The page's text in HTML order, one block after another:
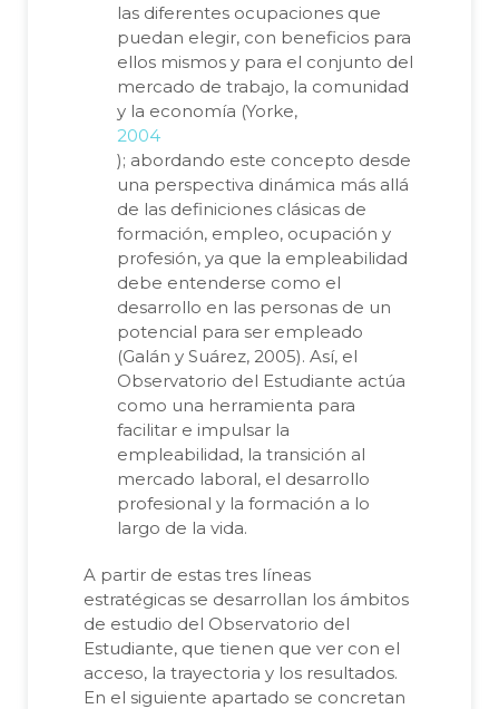
las diferentes ocupaciones que
puedan elegir, con beneficios para
ellos mismos y para el conjunto del
mercado de trabajo, la comunidad
y la economía (Yorke,
2004
); abordando este concepto desde
una perspectiva dinámica más allá
de las definiciones clásicas de
formación, empleo, ocupación y
profesión, ya que la empleabilidad
debe entenderse como el
desarrollo en las personas de un
potencial para ser empleado
(Galán y Suárez, 2005). Así, el
Observatorio del Estudiante actúa
como una herramienta para
facilitar e impulsar la
empleabilidad, la transición al
mercado laboral, el desarrollo
profesional y la formación a lo
largo de la vida.
A partir de estas tres líneas
estratégicas se desarrollan los ámbitos
de estudio del Observatorio del
Estudiante, que tienen que ver con el
acceso, la trayectoria y los resultados.
En el siguiente apartado se concretan